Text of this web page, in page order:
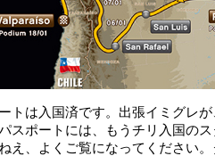
トは入国済です。出張イミグレ
スポートには、もうチリ入国の
え、よくご覧になってください